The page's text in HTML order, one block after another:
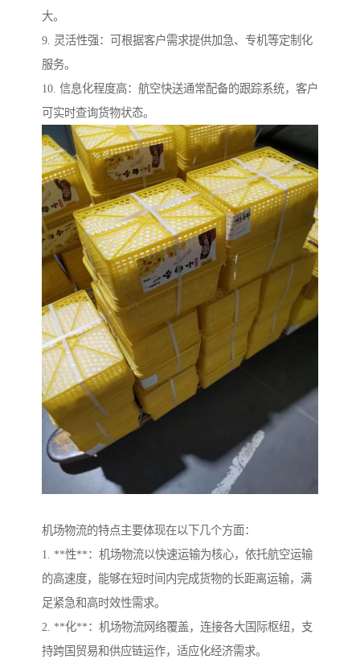
大。
9. 灵活性强：可根据客户需求提供加急、专机等定制化
服务。
10. 信息化程度高：航空快送通常配备的跟踪系统，客户
可实时查询货物状态。
机场物流的特点主要体现在以下几个方面：
1. **性**：机场物流以快速运输为核心，依托航空运输
的高速度，能够在短时间内完成货物的长距离运输，满
足紧急和高时效性需求。
2. **化**：机场物流网络覆盖，连接各大国际枢纽，支
持跨国贸易和供应链运作，适应化经济需求。